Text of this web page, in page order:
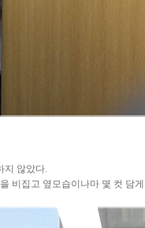
지 않았다.
비집고 옆모습이나마 몇 컷 담